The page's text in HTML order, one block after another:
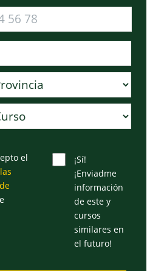
el
¡Sí!
¡Enviadme
información
de este y
cursos
similares en
el futuro!